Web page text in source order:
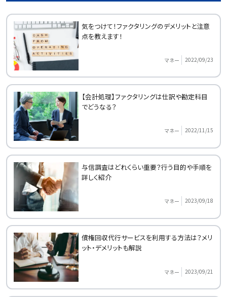
気をつけて！ファクタリングのデメリットと注意
点を教えます！
マネー 2022/09/23
【会計処理】ファクタリングは仕訳や勘定科目
でどうなる？
マネー 2022/11/15
与信調査はどれくらい重要？行う目的や手順を
詳しく紹介
マネー 2023/09/18
債権回収代行サービスを利用する方法は？メリ
ット・デメリットも解説
マネー 2023/09/21